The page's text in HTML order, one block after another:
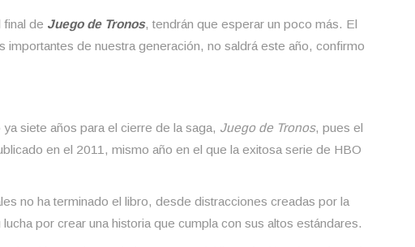
final de Juego de Tronos, tendrán que esperar un poco más. El
importantes de nuestra generación, no saldrá este año, confirmo
siete años para el cierre de la saga, Juego de Tronos, pues el
en el 2011, mismo año en el que la exitosa serie de HBO
no ha terminado el libro, desde distracciones creadas por la
por crear una historia que cumpla con sus altos estándares.